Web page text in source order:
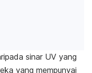
sinar UV yang
yang mempunyai